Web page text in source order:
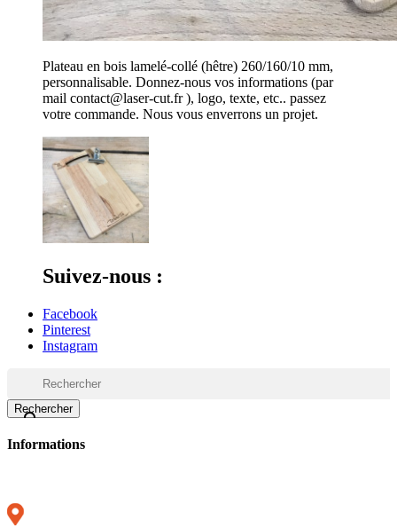
Plateau en bois lamelé-collé (hêtre) 260/160/10 mm,
personnalisable. Donnez-nous vos informations (par
mail contact@laser-cut.fr ), logo, texte, etc.. passez
votre commande. Nous vous enverrons un projet.
Suivez-nous :
Facebook
Pinterest
Instagram

Rechercher
Informations